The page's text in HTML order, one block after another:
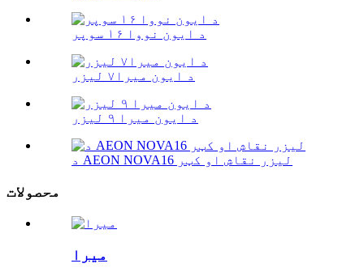
د ایون نووا ۱۶ سوپر
د ایون میرا۷ لیزر
د ایون میرا ۹ لیزر
د AEON NOVA16 لیزر نقاش او کټر
محصولات
میرا